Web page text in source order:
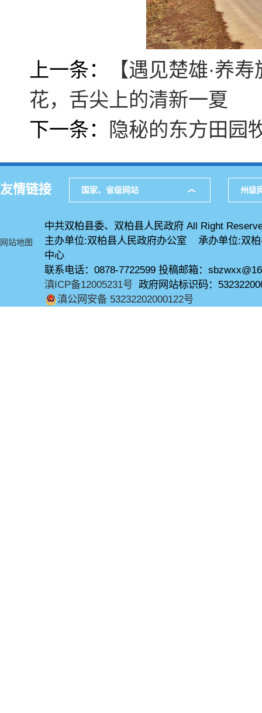
上一条：
【遇见楚雄·养
花，舌尖上的清新一夏
下一条：
隐秘的东方田
友情链接 国家、省级网站 州级
网站地图
中共双柏县委、双柏县人民政府 All Right
主办单位:双柏县人民政府办公室 承办单位:双
中心
联系电话：0878-7722599 投稿邮箱：
滇ICP备12005231号 政府网站标识码：
滇公网安备 53232202000122号